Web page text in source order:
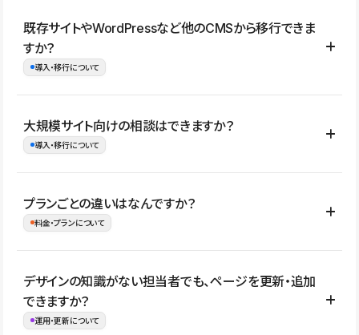
コーポレートサイト、サービスサイト、LP、採用サイト、ブロ
グ・メディア、イベントサイト、店舗・商品紹介サイト、ポートフ
ォリオなど幅広く制作できます。
既存サイトやWordPressなど他のCMSから移行できま
すか？
導入・移行について
はい。既存サイトの構成やコンテンツ、URLを整理したうえで、
Studio上に再構築する形で移行できます。 WordPressの場合は、
イト全体のデザインや設定がそのまま移行されるわけではないた
め、移行後にページ構成やデザイン、CMS設計、URL・リダイレク
大規模サイト向けの相談はできますか？
導入・移行について
はい。アクセス規模が大きいサイトや、複数部門での運用、権限管
理、セキュリティ確認、既存システムとの連携など、個別の要件が
ない段階でも、お問い合わせください。
お問合せはこちら
プランごとの違いはなんですか？
料金・プランについて
公開ページ数、バージョン履歴の期間、CMS利用数の上限、権限
管理の有無などがプランごとに異なります。詳しくは料金プランペ
ージをご覧ください。
デザインの知識がない担当者でも、ページを更新・追加
できますか？
運用・更新について